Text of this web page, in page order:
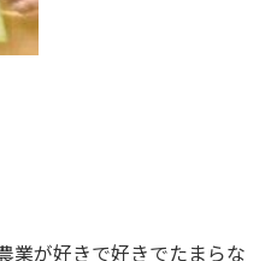
業が好きで好きでたまらな